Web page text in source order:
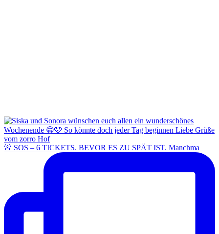
🚨 SOS – 6 TICKETS. BEVOR ES ZU SPÄT IST. Manchma